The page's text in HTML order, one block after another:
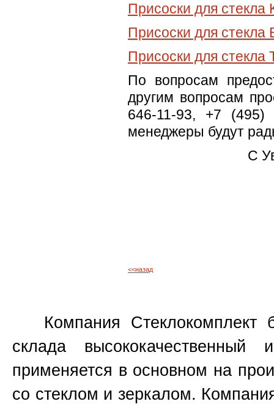
Присоски для стекла
Присоски для стекла
Присоски для стекла
По вопросам
другим вопросам
646-11-93, +7
менеджеры будут
C
<<назад
Компания Стеклокомплект
склада высококачественный
применяется в основном на
со стеклом и зеркалом.